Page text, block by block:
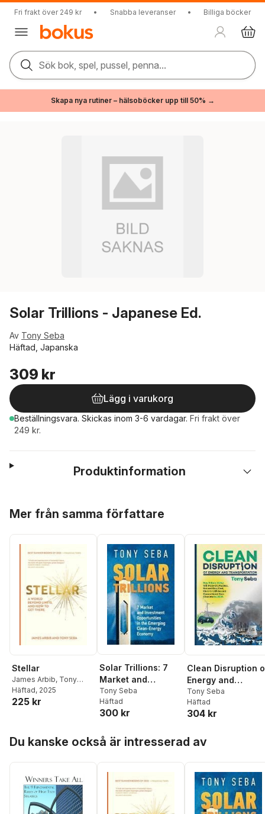
Fri frakt över 249 kr • Snabba leveranser • Billiga böcker
Sök bok, spel, pussel, penna...
Skapa nya rutiner – hälsoböcker upp till 50% →
Solar Trillions - Japanese Ed.
Av Tony Seba
Häftad, Japanska
309 kr
Lägg i varukorg
Beställningsvara. Skickas inom 3-6 vardagar. Fri frakt över
249 kr.
Produktinformation
Mer från samma författare
Stellar
James Arbib, Tony
Seba
Häftad, 2025
225 kr
Solar Trillions: 7
Market and
Investment
Opportunities in
the Emerging
Economy
Tony Seba
Häftad
300 kr
Clean Disruption
Energy and
Transportation:
How Silicon Valley
Will Make Oil,
Gas, Coal, Electric
Conventional Cars
Tony Seba
Häftad
304 kr
Du kanske också är intresserad av